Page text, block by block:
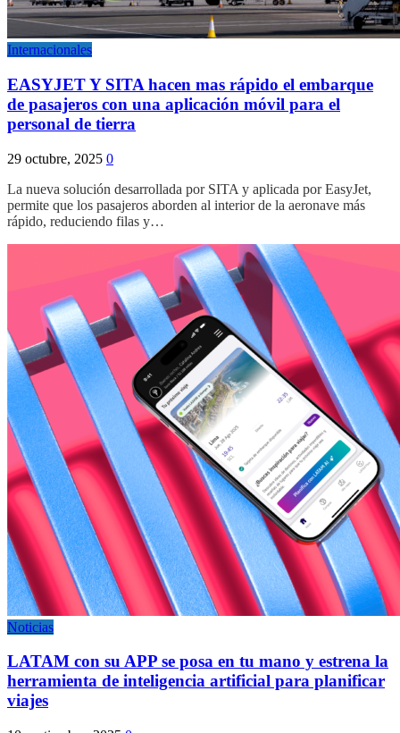
Internacionales
EASYJET Y SITA hacen mas rápido el embarque
de pasajeros con una aplicación móvil para el
personal de tierra
29 octubre, 2025 0
La nueva solución desarrollada por SITA y aplicada por EasyJet,
permite que los pasajeros aborden al interior de la aeronave más
rápido, reduciendo filas y…
Noticias
LATAM con su APP se posa en tu mano y estrena la
herramienta de inteligencia artificial para planificar
viajes